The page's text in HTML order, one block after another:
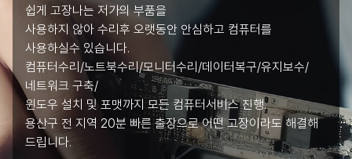
쉽게 고장나는 저가의 부품을
사용하지 않아 수리후 오랫동안 안심하고 컴퓨터를
사용하실수 있습니다.
컴퓨터수리/노트북수리/모니터수리/데이터복구/유지보수/
네트워크 구축/
윈도우 설치 및 포맷까지 모든 컴퓨터서비스 진행.
용산구 전 지역 20분 빠른 출장으로 어떤 고장이라도 해결해
드립니다.